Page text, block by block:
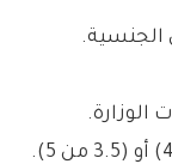
الجنسية.